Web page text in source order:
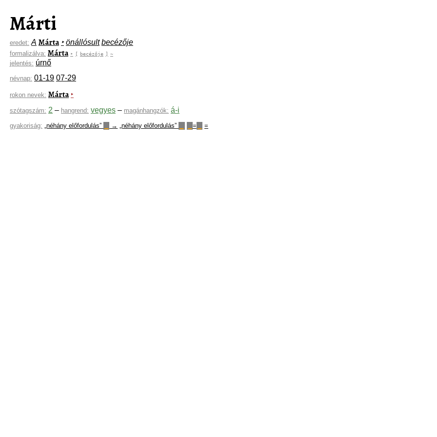
Márti
eredet: A Márta ‣ önállósult becézője
formalizálva: Márta ‣ [ becézője ] ~
jelentés: úrnő
névnap: 01-19 07-29
rokon nevek: Márta ‣
szótagszám: 2 – hangrend: vegyes – magánhangzók: á-i
gyakoriság: „néhány előfordulás” → „néhány előfordulás” = =